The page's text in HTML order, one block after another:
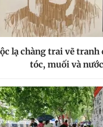
lạ chàng trai vẽ tranh
tóc, muối và